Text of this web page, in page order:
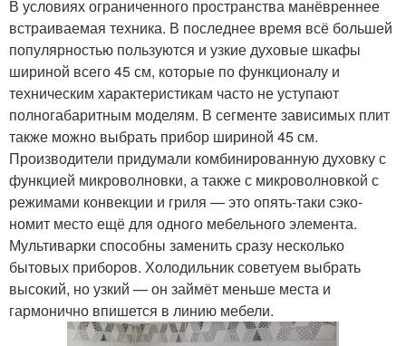
В условиях ограниченного пространства манёвреннее
встраиваемая техника. В последнее время всё большей
популярностью пользуются и узкие духовые шкафы
шириной всего 45 см, которые по функционалу и
техническим характеристикам часто не уступают
полногабаритным моделям. В сегменте зависимых плит
также можно выбрать прибор шириной 45 см.
Производители придумали комбинированную духовку с
функцией микроволновки, а также с микроволновкой с
режимами конвекции и гриля — это опять-таки сэко­
номит место ещё для одного мебельного элемента.
Мультиварки способны заменить сразу несколько
бытовых приборов. Холодильник советуем выбрать
высокий, но узкий — он займёт меньше места и
гармонично впишется в линию мебели.